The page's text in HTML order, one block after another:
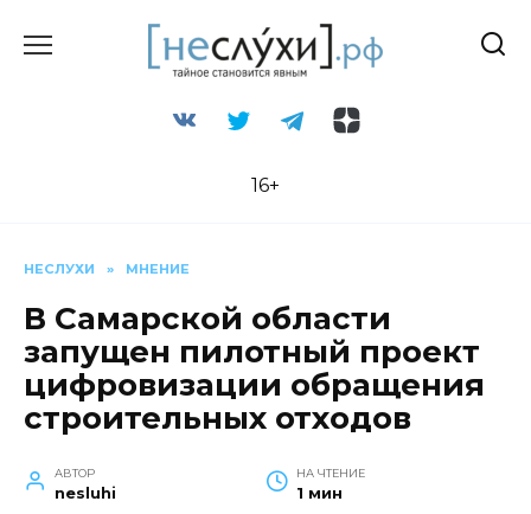
16+
НЕСЛУХИ » МНЕНИЕ
В Самарской области
запущен пилотный проект
цифровизации обращения
строительных отходов
АВТОР
nesluhi
НА ЧТЕНИЕ
1 мин